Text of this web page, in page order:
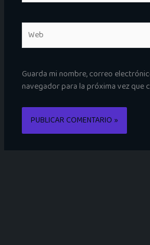
Guarda mi nombre, correo
navegador para la próxima vez que